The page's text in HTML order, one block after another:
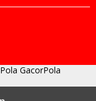
Pola GacorPola